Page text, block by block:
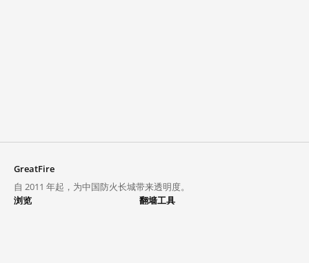
GreatFire
自 2011 年起，为中国防火长城带来透明度。
浏览
翻墙工具